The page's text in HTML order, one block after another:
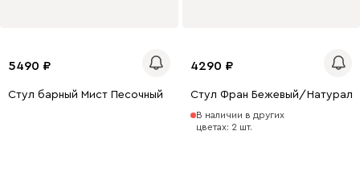
5490
Стул барный Мист Песочный
4290
Стул Фран Бежевый/
В наличии в других
цветах: 2 шт.